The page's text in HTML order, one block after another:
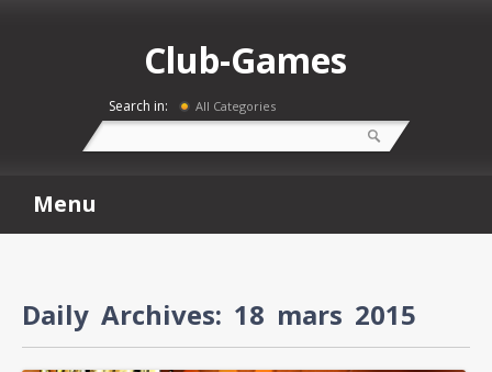
Club-Games
Search in: All Categories
Menu
Daily Archives: 18 mars 2015